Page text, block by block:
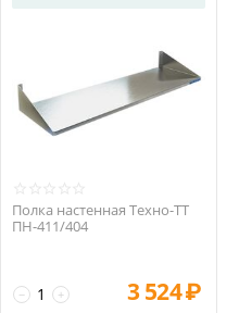
Полка настенная Техно-ТТ
ПН-411/404
+
− 3 524₽